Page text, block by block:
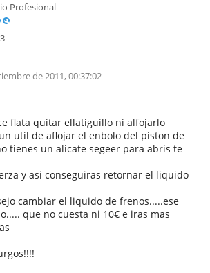
Profesional
de 2011, 00:37:02
flata quitar ellatiguillo ni alfojarlo
util de aflojar el enbolo del piston de
tienes un alicate segeer para abris te
y asi conseguiras retornar el liquido
cambiar el liquido de frenos.....ese
que no cuesta ni 10€ e iras mas